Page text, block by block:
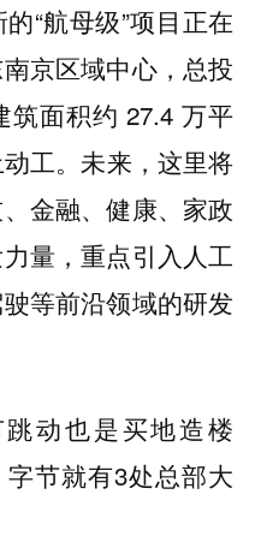
“航母级”项目正在
京区域中心，总投
筑面积约 27.4 万平
工。未来，这里将
金融、健康、家政
量，重点引入人工
等前沿领域的研发
动也是买地造楼
字节就有3处总部大